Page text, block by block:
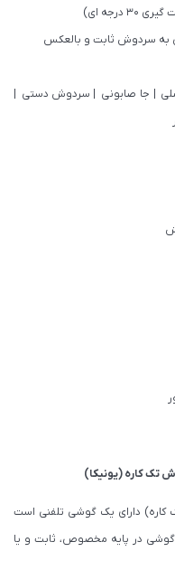
درجه ای)
به سردوش ثابت و بالعکس
جا صابونی سردوش دستی
تک کاره (یونیکا)
دارای یک گوشی تلفنی است
در پایه مخصوص، ثابت و یا